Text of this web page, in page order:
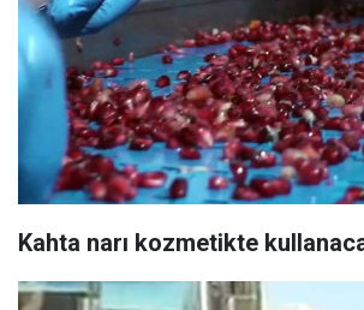
Kahta narı kozmetikte